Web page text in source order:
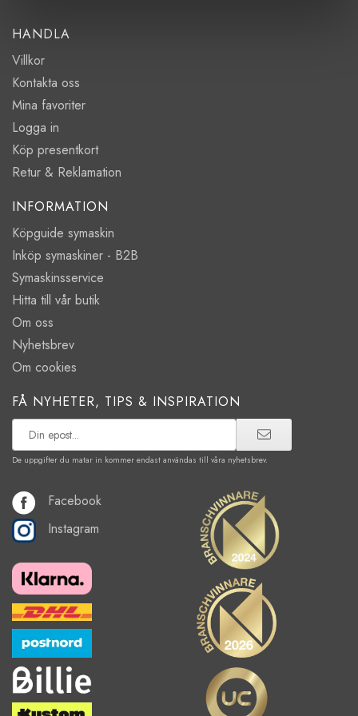
HANDLA
Villkor
Kontakta oss
Mina favoriter
Logga in
Köp presentkort
Retur & Reklamation
INFORMATION
Köpguide symaskin
Inköp symaskiner - B2B
Symaskinsservice
Hitta till vår butik
Om oss
Nyhetsbrev
Om cookies
FÅ NYHETER, TIPS & INSPIRATION
De uppgifter du matar in kommer endast användas till våra nyhetsbrev.
Facebook
Instagram